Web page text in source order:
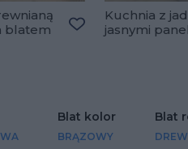
blatem
Kuchnia z
jasnymi
Blat kolor
BRĄZOWY
Blat